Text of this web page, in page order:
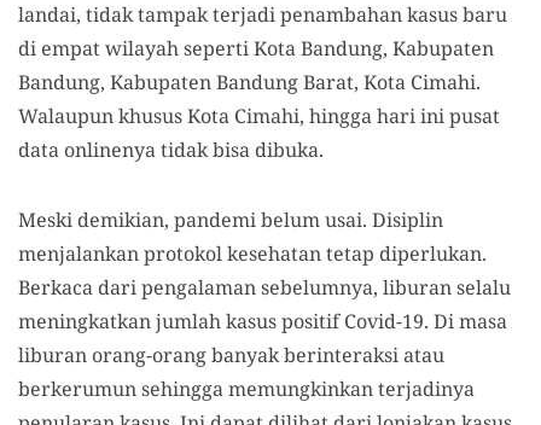
landai, tidak tampak terjadi penambahan kasus baru
di empat wilayah seperti Kota Bandung, Kabupaten
Bandung, Kabupaten Bandung Barat, Kota Cimahi.
Walaupun khusus Kota Cimahi, hingga hari ini pusat
data onlinenya tidak bisa dibuka.
Meski demikian, pandemi belum usai. Disiplin
menjalankan protokol kesehatan tetap diperlukan.
Berkaca dari pengalaman sebelumnya, liburan selalu
meningkatkan jumlah kasus positif Covid-19. Di masa
liburan orang-orang banyak berinteraksi atau
berkerumun sehingga memungkinkan terjadinya